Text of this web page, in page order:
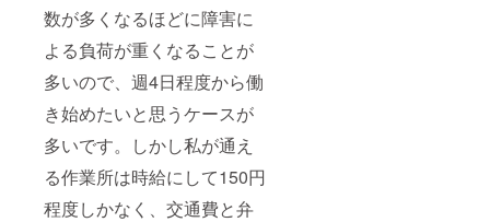
数が多くなるほどに障害に
よる負荷が重くなることが
多いので、週4日程度から働
き始めたいと思うケースが
多いです。しかし私が通え
る作業所は時給にして150円
程度しかなく、交通費と弁